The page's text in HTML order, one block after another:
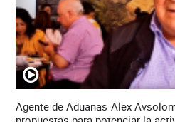
Agente de Aduanas Alex